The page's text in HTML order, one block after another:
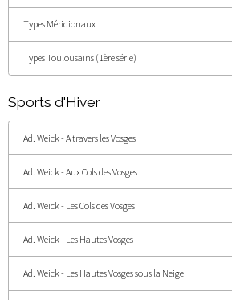
Types Méridionaux
Types Toulousains (1ère série)
Sports d'Hiver
Ad. Weick - A travers les Vosges
Ad. Weick - Aux Cols des Vosges
Ad. Weick - Les Cols des Vosges
Ad. Weick - Les Hautes Vosges
Ad. Weick - Les Hautes Vosges sous la Neige